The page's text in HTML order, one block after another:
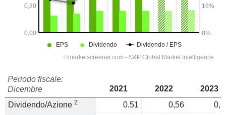
Periodo fiscale:
Dicembre
2021 2022
2023
Dividendo/Azione 2 0,51 0,56